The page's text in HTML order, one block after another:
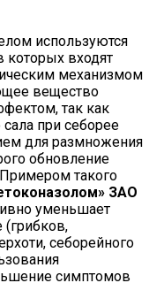
используются
которых входят
механизмом
вещество
так как
при себорее
для размножения
обновление
такого
ЗАО
уменьшает
себорейного
симптомов